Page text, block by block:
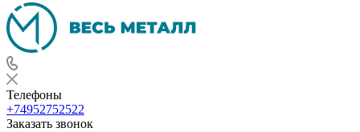
Телефоны
+74952752522
Заказать звонок